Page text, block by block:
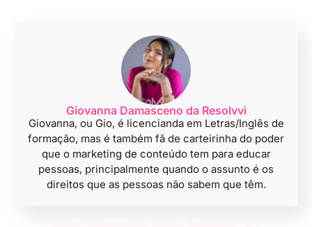
Giovanna Damasceno da Resolvvi
Giovanna, ou Gio, é licencianda em Letras/Inglês de
formação, mas é também fã de carteirinha do poder
que o marketing de conteúdo tem para educar
pessoas, principalmente quando o assunto é os
direitos que as pessoas não sabem que têm.